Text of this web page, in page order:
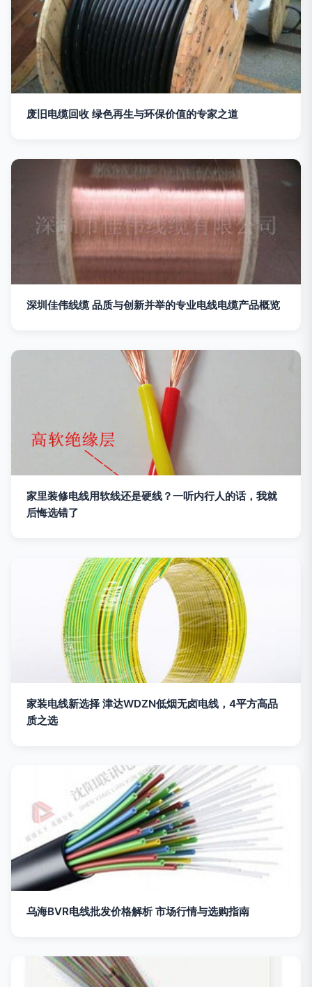
废旧电缆回收 绿色再生与环保价值的专家之道
深圳佳伟线缆 品质与创新并举的专业电线电缆产品概览
家里装修电线用软线还是硬线？一听内行人的话，我就
后悔选错了
家装电线新选择 津达WDZN低烟无卤电线，4平方高品
质之选
乌海BVR电线批发价格解析 市场行情与选购指南